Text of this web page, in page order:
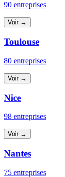
90 entreprises
Voir →
Toulouse
80 entreprises
Voir →
Nice
98 entreprises
Voir →
Nantes
75 entreprises